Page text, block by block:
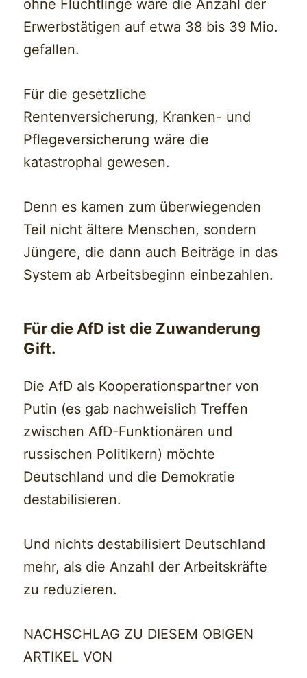
ohne Flüchtlinge wäre die Anzahl der
Erwerbstätigen auf etwa 38 bis 39 Mio.
gefallen.
Für die gesetzliche
Rentenversicherung, Kranken- und
Pflegeversicherung wäre die
katastrophal gewesen.
Denn es kamen zum überwiegenden
Teil nicht ältere Menschen, sondern
Jüngere, die dann auch Beiträge in das
System ab Arbeitsbeginn einbezahlen.
Für die AfD ist die Zuwanderung
Gift.
Die AfD als Kooperationspartner von
Putin (es gab nachweislich Treffen
zwischen AfD-Funktionären und
russischen Politikern) möchte
Deutschland und die Demokratie
destabilisieren.
Und nichts destabilisiert Deutschland
mehr, als die Anzahl der Arbeitskräfte
zu reduzieren.
NACHSCHLAG ZU DIESEM OBIGEN
ARTIKEL VON